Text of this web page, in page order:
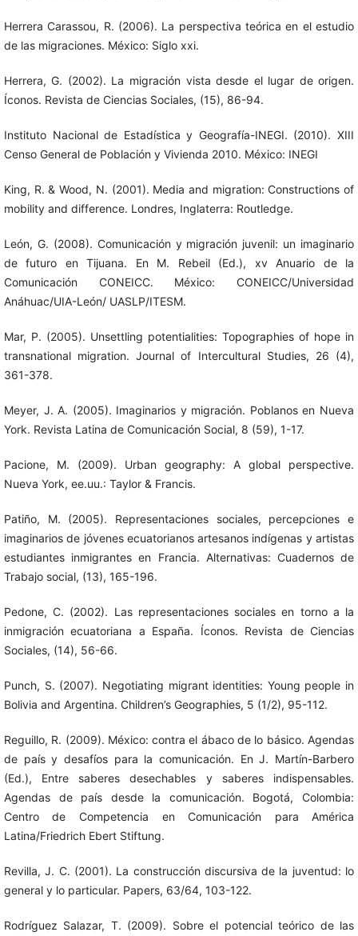
Herrera Carassou, R. (2006). La perspectiva teórica en el estudio
de las migraciones. México: Siglo xxi.
Herrera, G. (2002). La migración vista desde el lugar de origen.
Íconos. Revista de Ciencias Sociales, (15), 86-94.
Instituto Nacional de Estadística y Geografía-INEGI. (2010). XIII
Censo General de Población y Vivienda 2010. México: INEGI
King, R. & Wood, N. (2001). Media and migration: Constructions of
mobility and difference. Londres, Inglaterra: Routledge.
León, G. (2008). Comunicación y migración juvenil: un imaginario
de futuro en Tijuana. En M. Rebeil (Ed.), xv Anuario de la
Comunicación CONEICC. México: CONEICC/Universidad
Anáhuac/UIA-León/ UASLP/ITESM.
Mar, P. (2005). Unsettling potentialities: Topographies of hope in
transnational migration. Journal of Intercultural Studies, 26 (4),
361-378.
Meyer, J. A. (2005). Imaginarios y migración. Poblanos en Nueva
York. Revista Latina de Comunicación Social, 8 (59), 1-17.
Pacione, M. (2009). Urban geography: A global perspective.
Nueva York, ee.uu.: Taylor & Francis.
Patiño, M. (2005). Representaciones sociales, percepciones e
imaginarios de jóvenes ecuatorianos artesanos indígenas y artistas
estudiantes inmigrantes en Francia. Alternativas: Cuadernos de
Trabajo social, (13), 165-196.
Pedone, C. (2002). Las representaciones sociales en torno a la
inmigración ecuatoriana a España. Íconos. Revista de Ciencias
Sociales, (14), 56-66.
Punch, S. (2007). Negotiating migrant identities: Young people in
Bolivia and Argentina. Children’s Geographies, 5 (1/2), 95-112.
Reguillo, R. (2009). México: contra el ábaco de lo básico. Agendas
de país y desafíos para la comunicación. En J. Martín-Barbero
(Ed.), Entre saberes desechables y saberes indispensables.
Agendas de país desde la comunicación. Bogotá, Colombia:
Centro de Competencia en Comunicación para América
Latina/Friedrich Ebert Stiftung.
Revilla, J. C. (2001). La construcción discursiva de la juventud: lo
general y lo particular. Papers, 63/64, 103-122.
Rodríguez Salazar, T. (2009). Sobre el potencial teórico de las